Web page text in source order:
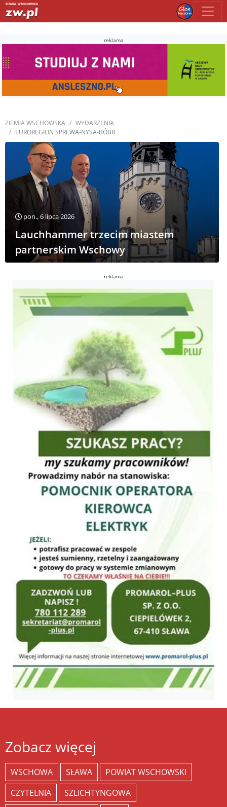
reklama
ZIEMIA WSCHOWSKA
WYDARZENIA
EUROREGION SPREWA-NYSA-BÓBR
pon., 6 lipca 2026
Lauchhammer trzecim miastem
partnerskim Wschowy
reklama
Zobacz więcej
WSCHOWA SŁAWA
POWIAT WSCHOWSKI
CZYTELNIA
SZLICHTYNGOWA